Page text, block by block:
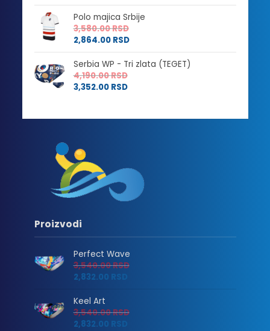
Polo majica Srbije
3,580.00RSD
2,864.00 RSD
Serbia WP - Tri zlata (TEGET)
4,190.00RSD
3,352.00 RSD
Proizvodi
Perfect Wave
3,540.00RSD
2,832.00 RSD
Keel Art
3,540.00RSD
2,832.00 RSD